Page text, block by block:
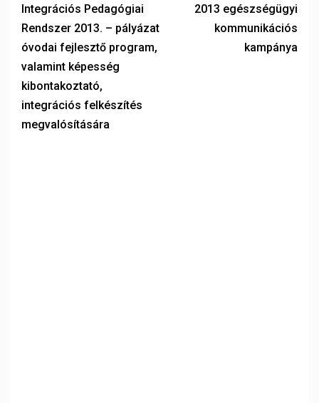
Integrációs Pedagógiai
Rendszer 2013. – pályázat
óvodai fejlesztő program,
valamint képesség
kibontakoztató,
integrációs felkészítés
megvalósítására
2013 egészségügyi
kommunikációs
kampánya